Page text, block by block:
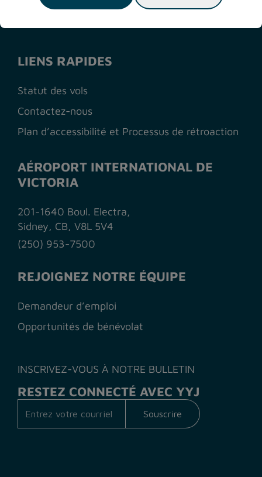
LIENS RAPIDES
Statut des vols
Contactez-nous
Plan d’accessibilité et Processus de rétroaction
AÉROPORT INTERNATIONAL DE
VICTORIA
201-1640 Boul. Electra,
Sidney, CB, V8L 5V4
(250) 953-7500
REJOIGNEZ NOTRE ÉQUIPE
Demandeur d’emploi
Opportunités de bénévolat
INSCRIVEZ-VOUS À NOTRE BULLETIN
RESTEZ CONNECTÉ AVEC YYJ